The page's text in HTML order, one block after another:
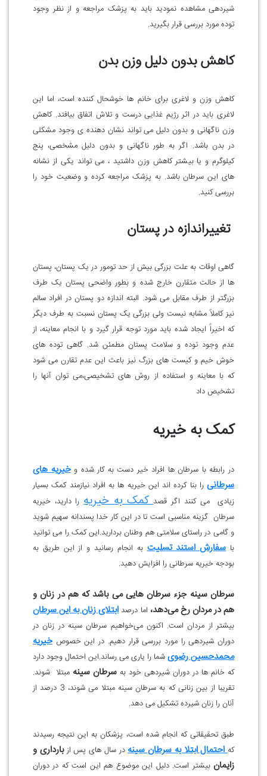
شیردهی مشاهده نمودید باید به پزشک مراجعه و از نظر وجود
توده مورد بررسی قرار بگیرید.
کاهش بدون دلیل وزن بدن
کاهش وزن و لاغری برای خانم ها خوشحال کننده است، اما این
لاغری باید در اثر رژیم غذایی درست و تلاش اتفاق بیافتد. کاهش
وزن ناگهانی و بدون دلیل می تواند نشان دهنده ی وجود مشکلی
در بدن باشد. اگر به طور ناگهانی و بدون دلیل مشخصی، پنج
کیلوگرم و یا بیشتر کاهش وزن داشتید ، می تواند یکی از نشانه
های این سرطان باشد. به پزشک مراجعه کرده و وضعیت خود را
بررسی کنید.
تغییراندازه در پستان
گاهی اوقات به علت بزرگی بیش از حد تومور در یک پستان، پستان
ها از حالت متقارن خارج شده و بطور واضحی پستان یک طرف
بزرگتر از طرف مقابل می شود. البته اندازه دو پستان در افراد سالم
نیز کاملاً مشابه نیست ولی بزرگی یک پستان نسبت به طرف دیگر
که اخیراً ایجاد شده باید مورد توجه قرار گیرد و با انجام معاینه، از
عدم وجود توده و سلامت پستان مطمئن شد. گاهی توده های
خوش خیم و کیست های بزرگ نیز باعث این عدم تقارن می شود
که با معاینه و استفاده از روش های تشخیصی،می توان آنها را
تشخیص داد
کمک به خیریه
در رابطه با سرطان ها افراد خیر دست به کار شده وخیریه های
سرطانی را بنا کرده اند این خیریه ها به افراد نیازمند کمک بسیار
زیادی می کنند اگر قصدکمک به خیریهرا دارید، خیریه
سرطان گزینه مناسبی است تا در این کار خدا پسندانه سهیم شوید
و گامی در راستای سلامتی هم وطنان بردارید.این کمک را می توانید
باسفارش استند تسلیتبه انجام رسانید و از این طریق به
بودجه خیریه سرطانی را افزایش دهید.
سرطان سینه جزء سرطان هایی می باشد که هم در زنان و
هم در مردان رخ می‌دهد، اما درصدابتلای زنان به این سرطان
بیشتر از مردان است. اکنون می‌خواهیم سرطان سینه در زنان در
دوران شیردهی را مورد بررسی قرار دهیم. در این خصوصخیریه
محمدحسین رضوی شما را یاری می رساند.این احتمال وجود دارد
که خانم ها در دوران شیردهی خود به سرطان سینه مبتلا شوند.
تقریبا از بین زنانی که به سرطان سینه مبتلا می شوند، 3 درصد از
آنان را زنان شیرده تشکیل می دهد.
طبق تحقیقاتی که انجام شده است، پزشکان به این نتیجه رسیدند
کهاحتمال ابتلا به سرطان سینهدر سال های پس از بارداری و
زایمان بیشتر است. دلیل این موضوع هم این است که در دوران